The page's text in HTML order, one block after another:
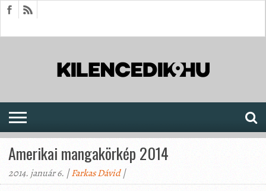
Amerikai mangakörkép 2014
2014. január 6. |Farkas Dávid|